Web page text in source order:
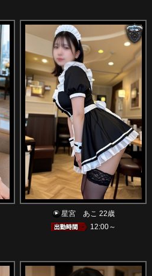
星宮 あこ 22歳
12:00～